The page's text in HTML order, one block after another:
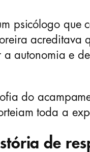
psicólogo que
acreditava
autonomia e
do
toda a
de